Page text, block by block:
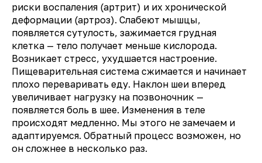
риски воспаления (артрит) и их хронической
деформации (артроз). Слабеют мышцы,
появляется сутулость, зажимается грудная
клетка — тело получает меньше кислорода.
Возникает стресс, ухудшается настроение.
Пищеварительная система сжимается и начинает
плохо переваривать еду. Наклон шеи вперед
увеличивает нагрузку на позвоночник —
появляется боль в шее. Изменения в теле
происходят медленно. Мы этого не замечаем и
адаптируемся. Обратный процесс возможен, но
он сложнее в несколько раз.